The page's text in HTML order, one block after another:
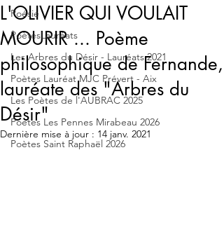
Poésie
PoètesLauréats
Les Arbres du Désir - Lauréats 2021
Poètes Lauréat MJC Prévert - Aix
Les Poètes de l'AUBRAC 2025
Poetes Les Pennes Mirabeau 2026
Poètes Saint Raphaël 2026
L'OLIVIER QUI VOULAIT
MOURIR ... Poème
philosophique de Fernande,
lauréate des "Arbres du
Désir"
Dernière mise à jour : 14 janv. 2021